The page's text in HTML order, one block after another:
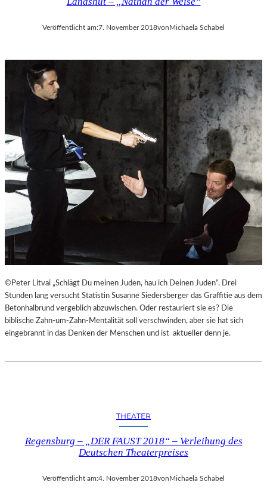
Veröffentlicht am:7. November 2018vonMichaela Schabel
©Peter Litvai „Schlägt Du meinen Juden, hau ich Deinen Juden“. Drei
Stunden lang versucht Statistin Susanne Siedersberger das Graffitie aus dem
Betonhalbrund vergeblich abzuwischen. Oder restauriert sie es? Die
biblische Zahn-um-Zahn-Mentalität soll verschwinden, aber sie hat sich
eingebrannt in das Denken der Menschen und ist aktueller denn je.
THEATER
Regensburg – „DER FAUST 2018“ – Verleihung des
Deutschen Theaterpreises
Veröffentlicht am:4. November 2018von Michaela Schabel